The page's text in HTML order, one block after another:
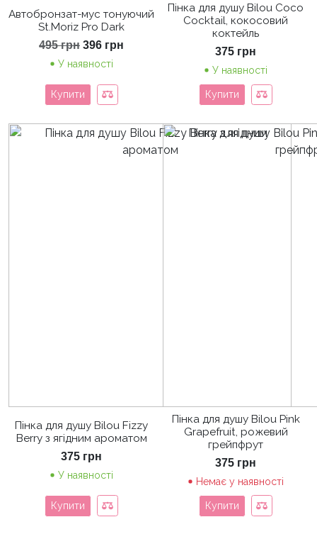
Автобронзат-мус тонуючий
St.Moriz Pro Dark
495грн Оригінальна
495 грн.
396 грн
У наявності
Купити
Пінка для душу Bilou Coco
Cocktail, кокосовий
коктейль
375 грн
У наявності
Купити
Пінка для душу Bilou Fizzy
Berry з ягідним ароматом
375 грн
У наявності
Купити
Пінка для душу Bilou Pink
Grapefruit, рожевий
грейпфрут
375 грн
Немає у наявності
Купити